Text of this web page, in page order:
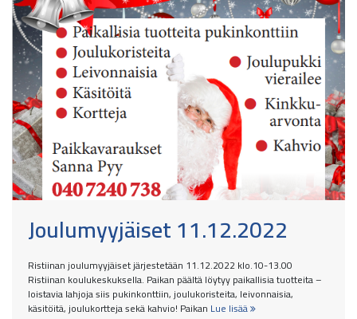
Joulumyyjäiset 11.12.2022
Ristiinan joulumyyjäiset järjestetään 11.12.2022 klo.10-13.00
Ristiinan koulukeskuksella. Paikan päältä löytyy paikallisia tuotteita –
loistavia lahjoja siis pukinkonttiin, joulukoristeita, leivonnaisia,
käsitöitä, joulukortteja sekä kahvio! Paikan Lue lisää